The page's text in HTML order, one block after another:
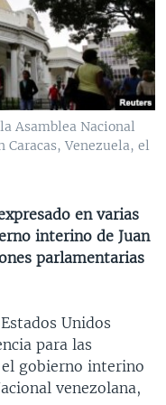
Asamblea Nacional
Venezuela, el
en varias
interino de Juan
parlamentarias
Unidos
para las
gobierno interino
venezolana,